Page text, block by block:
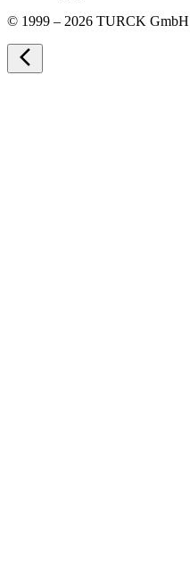
© 1999 – 2026 TURCK
arrow_back_ios_new